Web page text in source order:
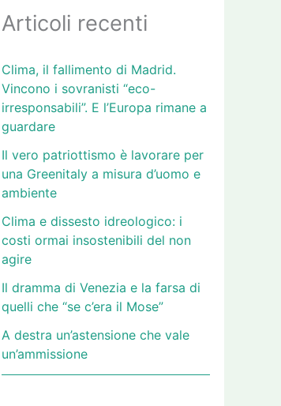
Articoli recenti
Clima, il fallimento di Madrid.
Vincono i sovranisti “eco-
irresponsabili”. E l’Europa rimane a
guardare
Il vero patriottismo è lavorare per
una Greenitaly a misura d’uomo e
ambiente
Clima e dissesto idreologico: i
costi ormai insostenibili del non
agire
Il dramma di Venezia e la farsa di
quelli che “se c’era il Mose”
A destra un’astensione che vale
un’ammissione